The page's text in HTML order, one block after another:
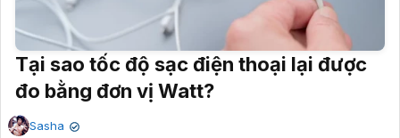
Tại sao tốc độ sạc điện thoại lại được
đo bằng đơn vị Watt?
Sasha ✔